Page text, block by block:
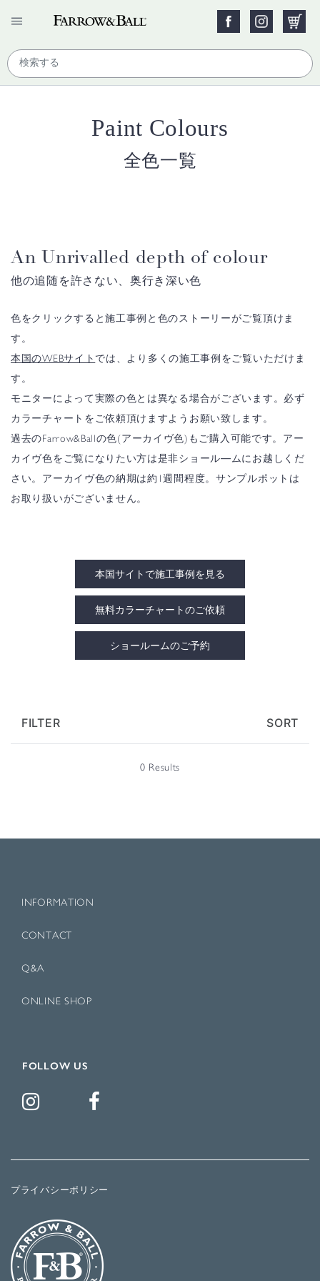
Paint Colours
全色一覧
An Unrivalled depth of colour
他の追随を許さない、奥行き深い色
色をクリックすると施工事例と色のストーリーがご覧頂けま
す。
本国のWEBサイト では、より多くの施工事例をご覧いただけま
す。
モニターによって実際の色とは異なる場合がございます。必ず
カラーチャートをご依頼頂けますようお願い致します。
過去のFarrow&Ballの色(アーカイヴ色)もご購入可能です。アー
カイヴ色をご覧になりたい方は是非ショール―ムにお越しくだ
さい。アーカイヴ色の納期は約1週間程度。サンプルポットは
お取り扱いがございません。
本国サイトで施工事例を見る
無料カラーチャートのご依頼
ショールームのご予約
FILTER SORT
0 Results
INFORMATION
CONTACT
Q&A
ONLINE SHOP
FOLLOW US
プライバシーポリシー